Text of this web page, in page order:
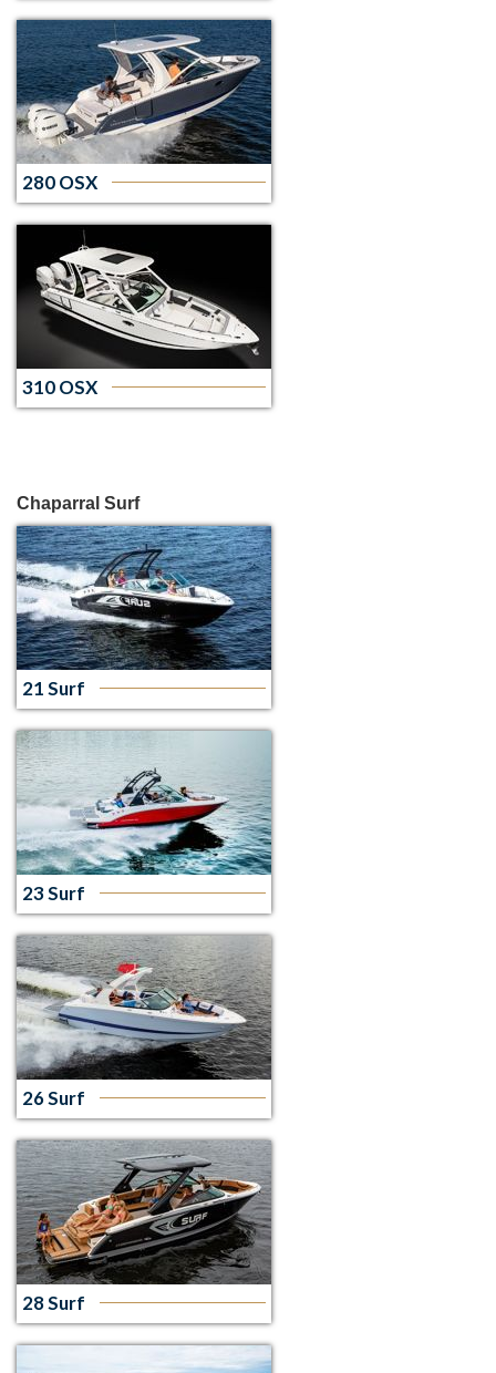
280 OSX
310 OSX
Chaparral Surf
21 Surf
23 Surf
26 Surf
28 Surf